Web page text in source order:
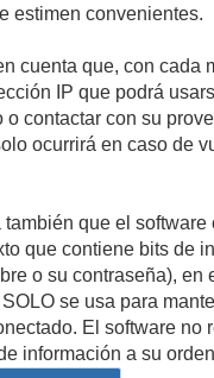
estimen convenientes.
cuenta que, con cada
IP que podrá
o contactar con su
ocurrirá en caso de
también que el
que contiene bits de
o su contraseña), en
se usa para
El software no
información a su